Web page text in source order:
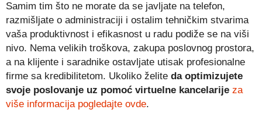
Samim tim što ne morate da se javljate na telefon,
razmišljate o administraciji i ostalim tehničkim stvarima
vaša produktivnost i efikasnost u radu podiže se na viši
nivo. Nema velikih troškova, zakupa poslovnog prostora,
a na klijente i saradnike ostavljate utisak profesionalne
firme sa kredibilitetom. Ukoliko želite da optimizujete
svoje poslovanje uz pomoć virtuelne kancelarije za
više informacija pogledajte ovde.